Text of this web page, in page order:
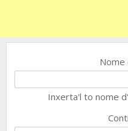
Nome
Inxerta'l to nome